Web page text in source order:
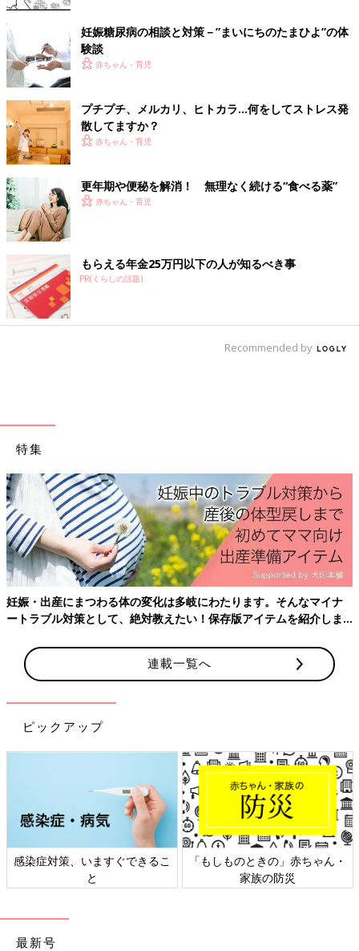
それでは、今のあなたのドーシャタイプがどれなのかを簡単にチ
ェックしてみましょう！もっともチェックが多くついたドーシャ
が今のあなたのドーシャタイプになります。
・VATA：ヴァータ
□ 冷え性である
□ 痩せ型である
□ 早口である
□ 思い立ったらすぐ行動にうつす
□ お肌が乾燥する
□ 落ち込みやすく、すぐに心配になる
・PITTA：ピッタ
□ 体がほてっている
□ 真冬でも冷たいものを飲みたくなる
□ 暑い日が苦手
□ 熱しやすく冷めやすい
□ くよくよしがち
□ 色白でぽっちゃり体型
□ 話し方はゆっくり
□ 体がむくみやすい
３つのドーシャタイプの特徴
まずは、ヴァータ（風）の特徴から見てましょう。
体型は痩せ型で寒さに弱く便秘がちな体質が多いです。思考はい
つもフル回転で思い立ったら吉日のようなところがありますが、
持続性がなくすぐにあきてしまうことも。情報収集が得意な人が
多いです。
次に、ピッタ（火）の特徴です。
体型は中肉中背で顔立ちがきりっとしていることが多いです。体
競争心が高いので、リーダーや起業家に多いタイプです。負けず
嫌いで完璧主義なため、頑張り屋さんが多いのが特徴にありま
最後に、カパ（水）の特徴。
色白でぽっちゃりタイプが多く、おっとりしていて情が深いタイ
プです。なにごともゆっくりしているけれど、確実なのでまわり
からの信頼を得やすいのも特徴です。ストレスがたまると暴飲暴
食に走りやすいタイプでもあります。
子育てストレスを解消！ドーシャタイプ別解消法で
キレイと健康を！
妊娠糖尿病の相談と対策－”まいにちのたまひよ”の体
験談
赤ちゃん・育児
プチプチ、メルカリ、ヒトカラ…何をしてストレス発
散してますか？
赤ちゃん・育児
更年期や便秘を解消！ 無理なく続ける“食べる薬”
赤ちゃん・育児
もらえる年金25万円以下の人が知るべき事
PR(くらしの話題)
Recommended by
特集
妊娠・出産にまつわる体の変化は多岐にわたります。そんなマイナ
ートラブル対策として、絶対教えたい！保存版アイテムを紹介しま
連載一覧へ
ピックアップ
感染症対策、いますぐできるこ
と
「もしものときの」赤ちゃん・
家族の防災
最新号